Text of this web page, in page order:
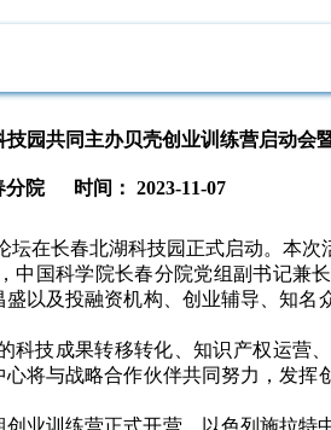
园共同主办贝壳创业训练营启动会
分院 时间： 2023-11-07
在长春北湖科技园正式启动。本
国科学院长春分院党组副书记兼
以及投融资机构、创业辅导、知
技成果转移转化、知识产权运营
将与战略合作伙伴共同努力，发
业训练营正式开营。以色列施拉